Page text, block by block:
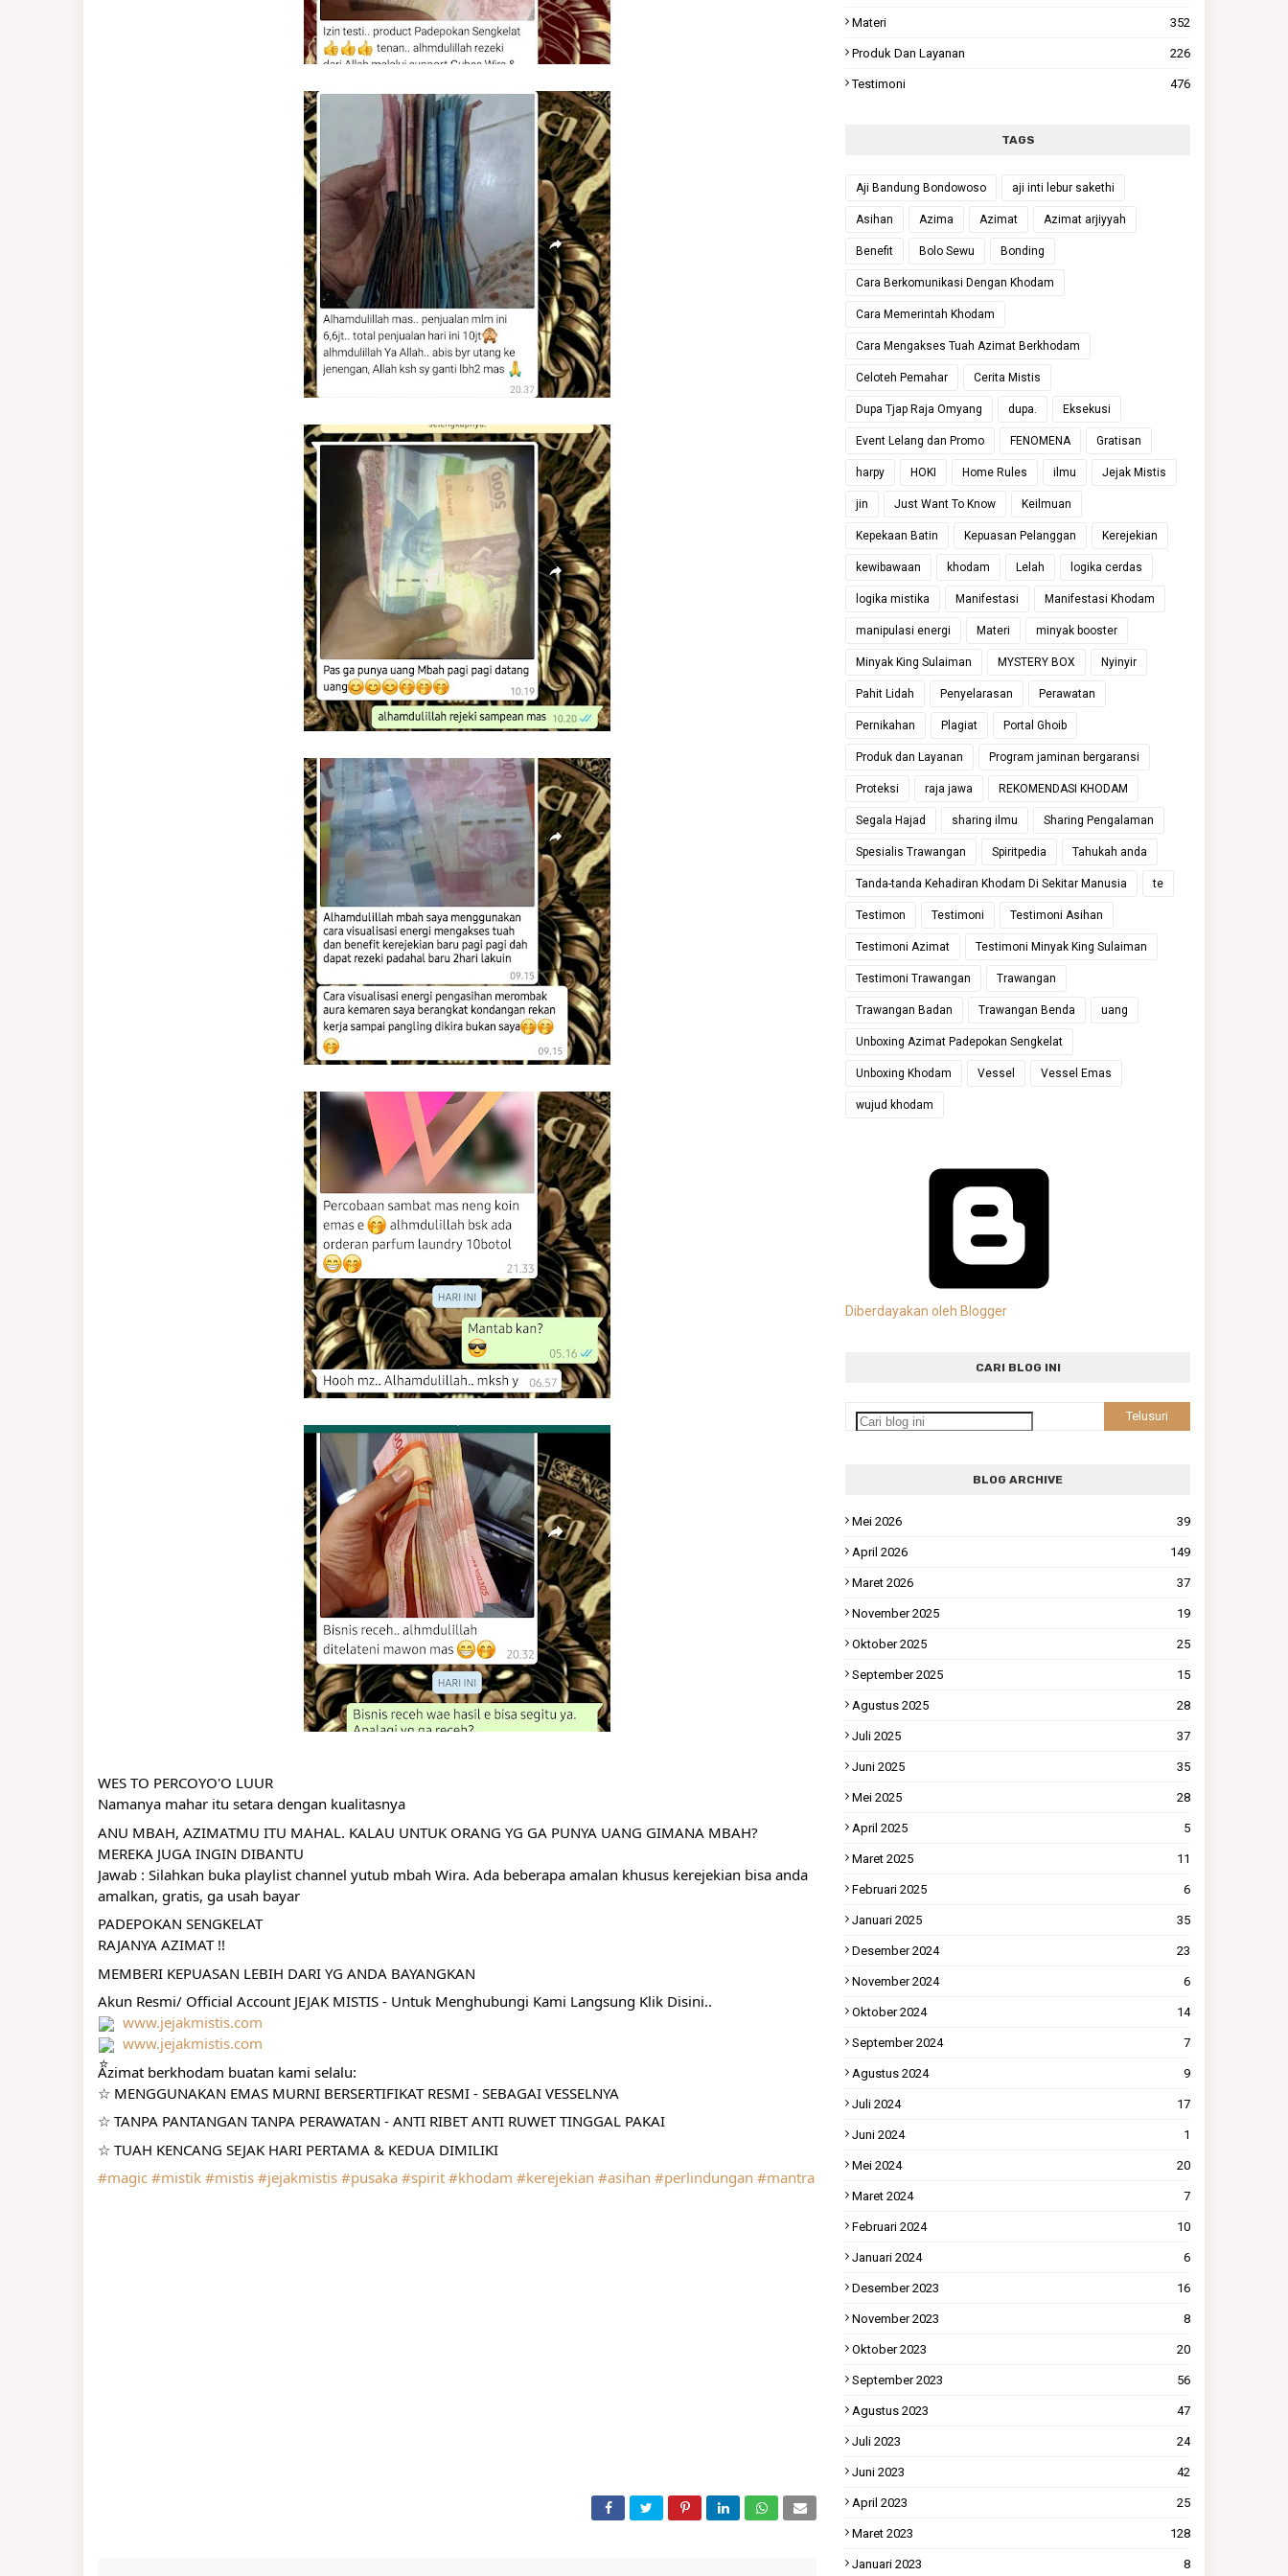
WES TO PERCOYO'O LUUR
Namanya mahar itu setara dengan kualitasnya
ANU MBAH, AZIMATMU ITU MAHAL. KALAU UNTUK ORANG YG GA PUNYA UANG GIMANA MBAH?
MEREKA JUGA INGIN DIBANTU
Jawab : Silahkan buka playlist channel yutub mbah Wira. Ada beberapa amalan khusus kerejekian bisa anda
amalkan, gratis, ga usah bayar
PADEPOKAN SENGKELAT
RAJANYA AZIMAT !!
MEMBERI KEPUASAN LEBIH DARI YG ANDA BAYANGKAN
Akun Resmi/ Official Account JEJAK MISTIS - Untuk Menghubungi Kami Langsung Klik Disini..
www.jejakmistis.com
www.jejakmistis.com
Azimat berkhodam buatan kami selalu:
☆ MENGGUNAKAN EMAS MURNI BERSERTIFIKAT RESMI - SEBAGAI VESSELNYA
☆ TANPA PANTANGAN TANPA PERAWATAN - ANTI RIBET ANTI RUWET TINGGAL PAKAI
☆ TUAH KENCANG SEJAK HARI PERTAMA & KEDUA DIMILIKI
#magic #mistik #mistis #jejakmistis #pusaka #spirit #khodam #kerejekian #asihan #perlindungan #mantra
Materi 352
Produk Dan Layanan 226
Testimoni 476
TAGS
Aji Bandung Bondowoso aji inti lebur sakethi
Asihan Azima Azimat Azimat arjiyyah
Benefit Bolo Sewu Bonding
Cara Berkomunikasi Dengan Khodam
Cara Memerintah Khodam
Cara Mengakses Tuah Azimat Berkhodam
Celoteh Pemahar Cerita Mistis
Dupa Tjap Raja Omyang dupa. Eksekusi
Event Lelang dan Promo FENOMENA Gratisan
harpy HOKI Home Rules ilmu Jejak Mistis
jin Just Want To Know Keilmuan
Kepekaan Batin Kepuasan Pelanggan Kerejekian
kewibawaan khodam Lelah logika cerdas
logika mistika Manifestasi Manifestasi Khodam
manipulasi energi Materi minyak booster
Minyak King Sulaiman MYSTERY BOX Nyinyir
Pahit Lidah Penyelarasan Perawatan
Pernikahan Plagiat Portal Ghoib
Produk dan Layanan Program jaminan bergaransi
Proteksi raja jawa REKOMENDASI KHODAM
Segala Hajad sharing ilmu Sharing Pengalaman
Spesialis Trawangan Spiritpedia Tahukah anda
Tanda-tanda Kehadiran Khodam Di Sekitar Manusia te
Testimon Testimoni Testimoni Asihan
Testimoni Azimat Testimoni Minyak King Sulaiman
Testimoni Trawangan Trawangan
Trawangan Badan Trawangan Benda uang
Unboxing Azimat Padepokan Sengkelat
Unboxing Khodam Vessel Vessel Emas
wujud khodam
Diberdayakan oleh Blogger
CARI BLOG INI
BLOG ARCHIVE
Mei 2026 39
April 2026 149
Maret 2026 37
November 2025 19
Oktober 2025 25
September 2025 15
Agustus 2025 28
Juli 2025 37
Juni 2025 35
Mei 2025 28
April 2025 5
Maret 2025 11
Februari 2025 6
Januari 2025 35
Desember 2024 23
November 2024 6
Oktober 2024 14
September 2024 7
Agustus 2024 9
Juli 2024 17
Juni 2024 1
Mei 2024 20
Maret 2024 7
Februari 2024 10
Januari 2024 6
Desember 2023 16
November 2023 8
Oktober 2023 20
September 2023 56
Agustus 2023 47
Juli 2023 24
Juni 2023 42
April 2023 25
Maret 2023 128
Januari 2023 8